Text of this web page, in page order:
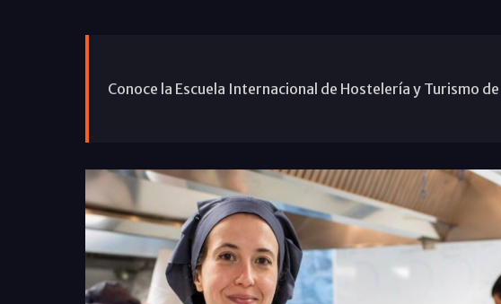
Conoce la Escuela Internacional de Hostelería y Turismo